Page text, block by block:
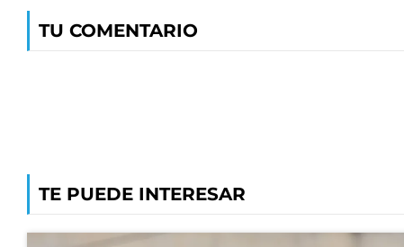
TU COMENTARIO
TE PUEDE INTERESAR